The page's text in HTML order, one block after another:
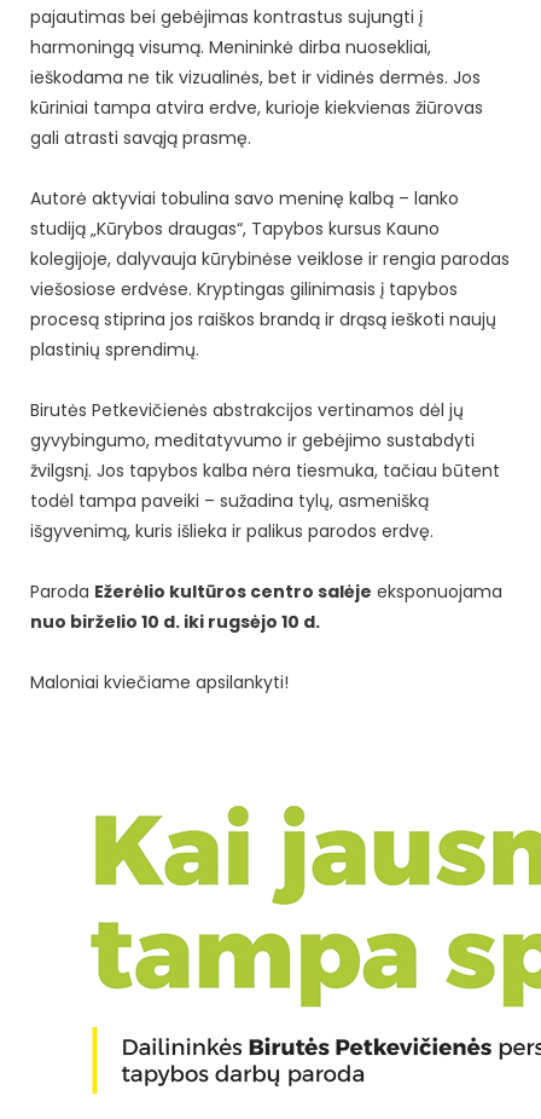
pajautimas bei gebėjimas kontrastus sujungti į
harmoningą visumą. Menininkė dirba nuosekliai,
ieškodama ne tik vizualinės, bet ir vidinės dermės. Jos
kūriniai tampa atvira erdve, kurioje kiekvienas žiūrovas
gali atrasti savąją prasmę.
Autorė aktyviai tobulina savo meninę kalbą – lanko
studiją „Kūrybos draugas“, Tapybos kursus Kauno
kolegijoje, dalyvauja kūrybinėse veiklose ir rengia parodas
viešosiose erdvėse. Kryptingas gilinimasis į tapybos
procesą stiprina jos raiškos brandą ir drąsą ieškoti naujų
plastinių sprendimų.
Birutės Petkevičienės abstrakcijos vertinamos dėl jų
gyvybingumo, meditatyvumo ir gebėjimo sustabdyti
žvilgsnį. Jos tapybos kalba nėra tiesmuka, tačiau būtent
todėl tampa paveiki – sužadina tylų, asmenišką
išgyvenimą, kuris išlieka ir palikus parodos erdvę.
Paroda Ežerėlio kultūros centro salėje eksponuojama
nuo birželio 10 d. iki rugsėjo 10 d.
Maloniai kviečiame apsilankyti!